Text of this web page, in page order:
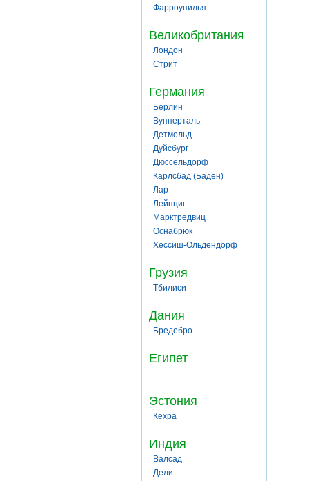
Фарроупилья
Великобритания
Лондон
Стрит
Германия
Берлин
Вупперталь
Детмольд
Дуйсбург
Дюссельдорф
Карлсбад (Баден)
Лар
Лейпциг
Марктредвиц
Оснабрюк
Хессиш-Ольдендорф
Грузия
Тбилиси
Дания
Бредебро
Египет
Эстония
Кехра
Индия
Валсад
Дели